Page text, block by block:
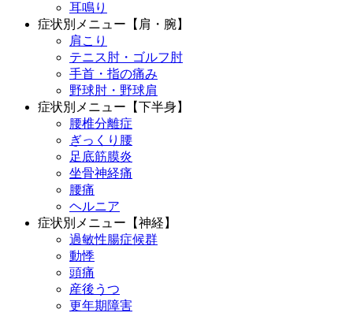
耳鳴り
症状別メニュー【肩・腕】
肩こり
テニス肘・ゴルフ肘
手首・指の痛み
野球肘・野球肩
症状別メニュー【下半身】
腰椎分離症
ぎっくり腰
足底筋膜炎
坐骨神経痛
腰痛
ヘルニア
症状別メニュー【神経】
過敏性腸症候群
動悸
頭痛
産後うつ
更年期障害